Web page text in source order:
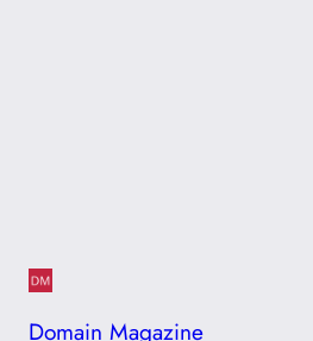
Domain Magazine